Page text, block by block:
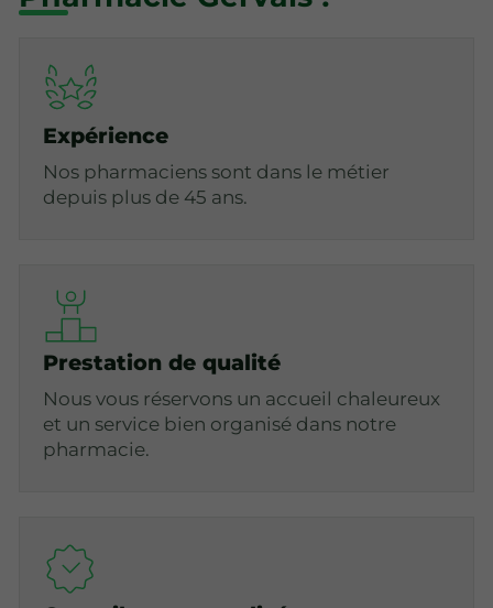
Expérience
Nos pharmaciens sont dans le métier
depuis plus de 45 ans.
Prestation de qualité
Nous vous réservons un accueil chaleureux
et un service bien organisé dans notre
pharmacie.